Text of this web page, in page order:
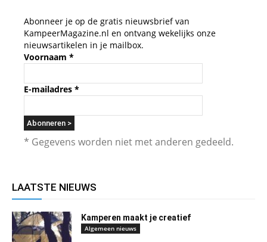
Abonneer je op de gratis nieuwsbrief van
KampeerMagazine.nl en ontvang wekelijks onze
nieuwsartikelen in je mailbox.
Voornaam *
E-mailadres *
* Gegevens worden niet met anderen gedeeld.
LAATSTE NIEUWS
Kamperen maakt je creatief
Algemeen nieuws